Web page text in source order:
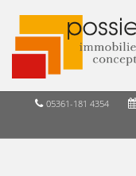
05361-181 4354